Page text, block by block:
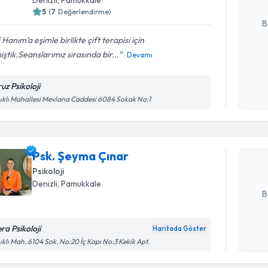
5 (7 Değerlendirme)
eşimle birlikte çift terapisi için
sırasında bir...
Devamı
Psikoloji
Mahallesi Mevlana Caddesi 6084 Sokak No:1
Psk. Şeyma Çınar
Psikoloji
Denizli , Pamukkale
Psikoloji Haritada Göster
Mah. 6104 Sok. No:20 İç Kapı No:3 Kekik Apt.
Randevu